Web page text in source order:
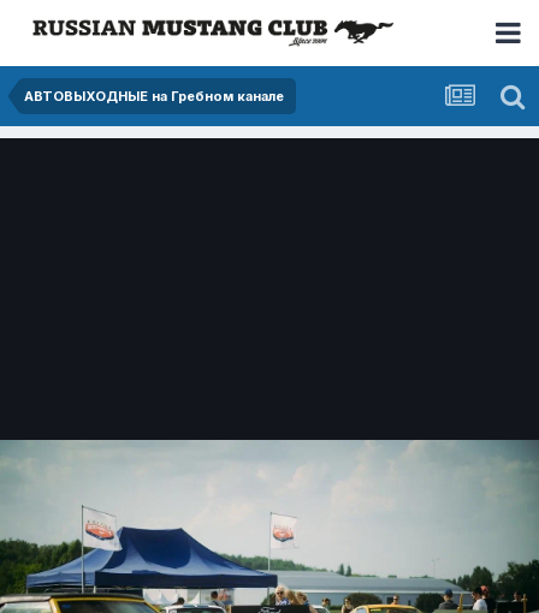
АВТОВЫХОДНЫЕ на Гребном канале